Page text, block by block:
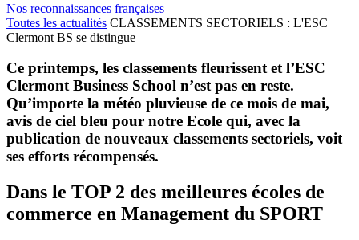
Nos reconnaissances françaises
Toutes les actualités CLASSEMENTS SECTORIELS : L'ESC
Clermont BS se distingue
Ce printemps, les classements fleurissent et l’ESC
Clermont Business School n’est pas en reste.
Qu’importe la météo pluvieuse de ce mois de mai,
avis de ciel bleu pour notre Ecole qui, avec la
publication de nouveaux classements sectoriels, voit
ses efforts récompensés.
Dans le TOP 2 des meilleures écoles de
commerce en Management du SPORT